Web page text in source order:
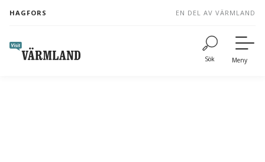
content
HAGFORS EN DEL AV VÄRMLAND
Sök Meny